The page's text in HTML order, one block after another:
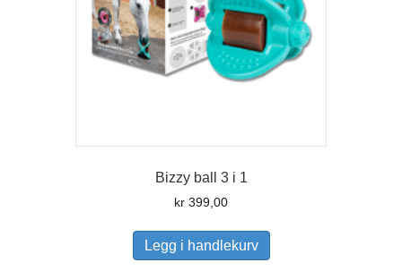
Bizzy ball 3 i 1
kr 399,00
Legg i handlekurv